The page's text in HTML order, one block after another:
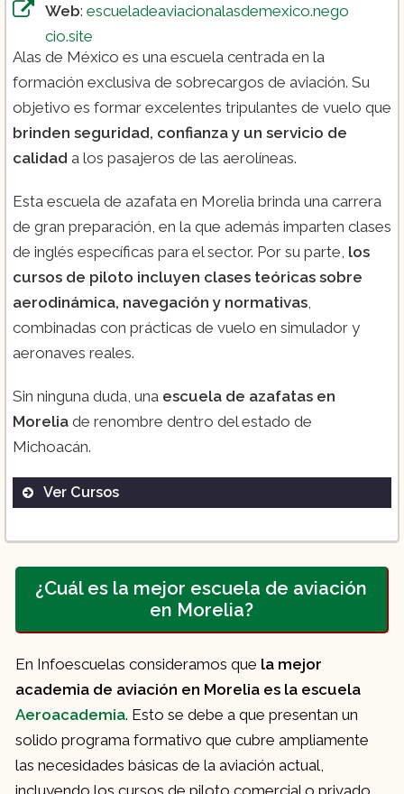
Web: escueladeaviacionalasdemexico.nego
cio.site
Alas de México es una escuela centrada en la
formación exclusiva de sobrecargos de aviación. Su
objetivo es formar excelentes tripulantes de vuelo que
brinden seguridad, confianza y un servicio de
calidad a los pasajeros de las aerolíneas.
Esta escuela de azafata en Morelia brinda una carrera
de gran preparación, en la que además imparten clases
de inglés específicas para el sector. Por su parte, los
cursos de piloto incluyen clases teóricas sobre
aerodinámica, navegación y normativas
combinadas con prácticas de vuelo en simulador y
aeronaves reales.
Sin ninguna duda, una escuela de azafatas en
Morelia de renombre dentro del estado de
Michoacán.
Ver Cursos
¿Cuál es la mejor escuela de aviación
en Morelia?
En Infoescuelas consideramos que la mejor
academia de aviación en Morelia es la escuela
Aeroacademia. Esto se debe a que presentan un
solido programa formativo que cubre ampliamente
las necesidades básicas de la aviación actual,